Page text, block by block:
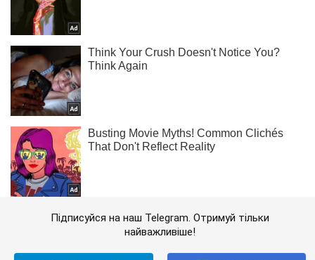
Підписуйся на наш Telegram. Отримуй тільки
найважливіше!